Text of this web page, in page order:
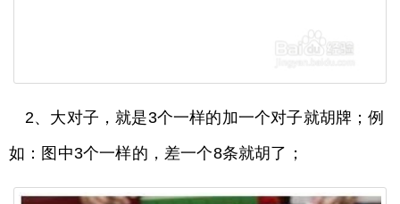
2、大对子，就是3个一样的加一个对子就胡牌；例
如：图中3个一样的，差一个8条就胡了；